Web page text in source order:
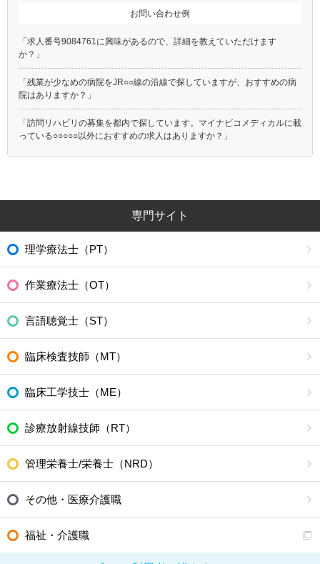
お問い合わせ例
「求人番号9084761に興味があるので、詳細を教えていただけます
か？」
「残業が少なめの病院をJR○○線の沿線で探していますが、おすすめの病
院はありますか？」
「訪問リハビリの募集を都内で探しています。マイナビコメディカルに載
っている○○○○○以外におすすめの求人はありますか？」
専門サイト
理学療法士（PT）
作業療法士（OT）
言語聴覚士（ST）
臨床検査技師（MT）
臨床工学技士（ME）
診療放射線技師（RT）
管理栄養士/栄養士（NRD）
その他・医療介護職
福祉・介護職